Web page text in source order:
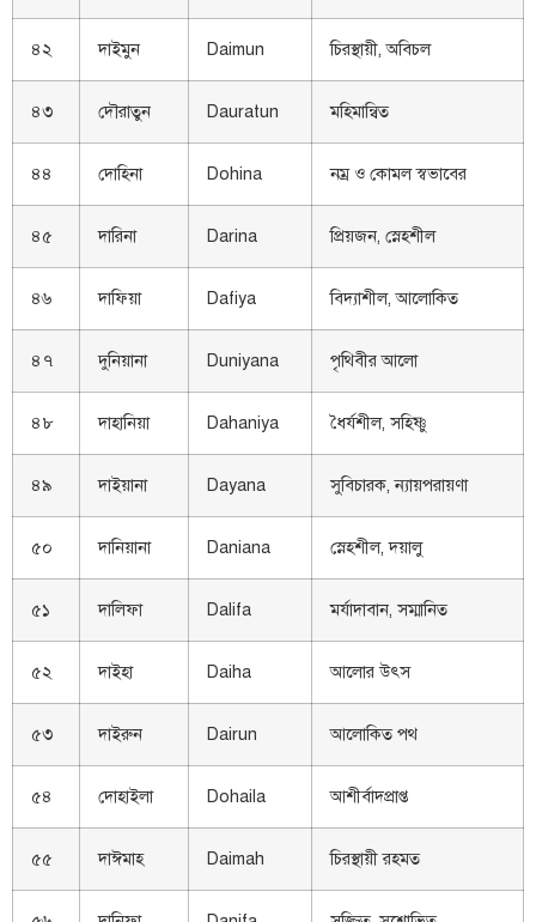
৪২ দাইমুন Daimun চিরস্থায়ী, অবিচল
৪৩ দৌরাতুন Dauratun মহিমান্বিত
৪৪ দোহিনা Dohina নম্র ও কোমল স্বভাবের
৪৫ দারিনা Darina প্রিয়জন, স্নেহশীল
৪৬ দাফিয়া Dafiya বিদ্যাশীল, আলোকিত
৪৭ দুনিয়ানা Duniyana পৃথিবীর আলো
৪৮ দাহানিয়া Dahaniya ধৈর্যশীল, সহিষ্ণু
৪৯ দাইয়ানা Dayana সুবিচারক, ন্যায়পরায়ণা
৫০ দানিয়ানা Daniana স্নেহশীল, দয়ালু
৫১ দালিফা Dalifa মর্যাদাবান, সম্মানিত
৫২ দাইহা Daiha আলোর উৎস
৫৩ দাইরুন Dairun আলোকিত পথ
৫৪ দোহাইলা Dohaila আশীর্বাদপ্রাপ্ত
৫৫ দাঈমাহ Daimah চিরস্থায়ী রহমত